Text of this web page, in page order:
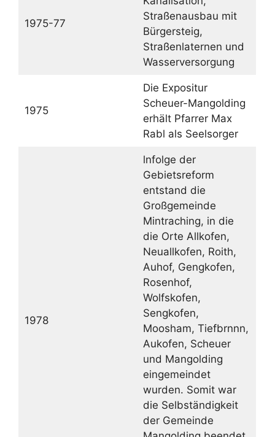
1975-77
Straßenausbau mit
Bürgersteig,
Straßenlaternen und
Wasserversorgung
1975
Die Expositur
Scheuer-Mangolding
erhält Pfarrer Max
Rabl als Seelsorger
1978
lnfolge der
Gebietsreform
entstand die
Großgemeinde
Mintraching, in die
die Orte Allkofen,
Neuallkofen, Roith,
Auhof, Gengkofen,
Rosenhof,
Wolfskofen,
Sengkofen,
Moosham, Tiefbrnnn,
Aukofen, Scheuer
und Mangolding
eingemeindet
wurden. Somit war
die Selbständigkeit
der Gemeinde